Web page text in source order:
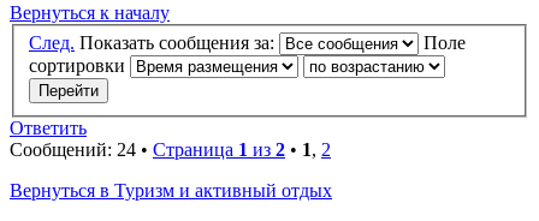
Вернуться к началу
След. Показать сообщения за:
Поле
сортировки
Ответить
Сообщений: 24 • Страница 1 из 2 • 1, 2
Вернуться в Туризм и активный отдых